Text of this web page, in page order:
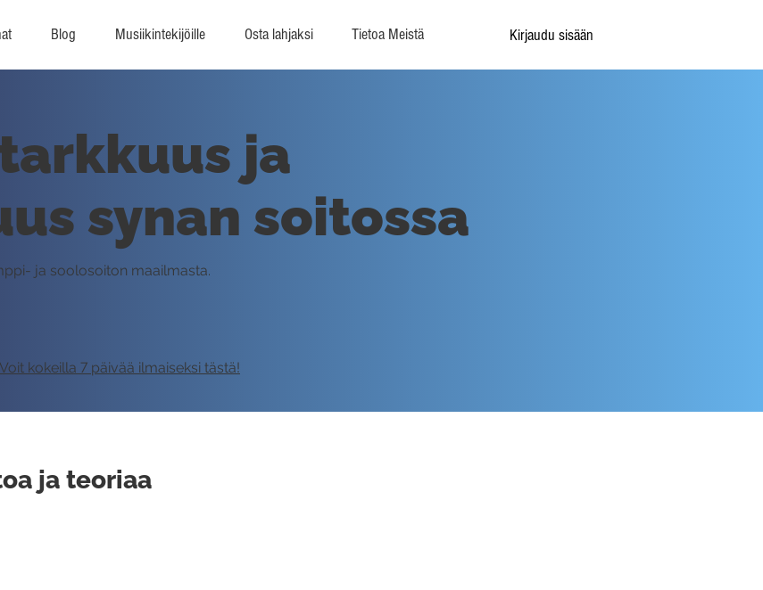
Blog Musiikintekijöille Osta lahjaksi Tietoa Meistä Kirjaudu sisään
ja
synan soitossa
ja soolosoiton maailmasta.
Voit kokeilla 7 päivää ilmaiseksi tästä!
ja teoriaa